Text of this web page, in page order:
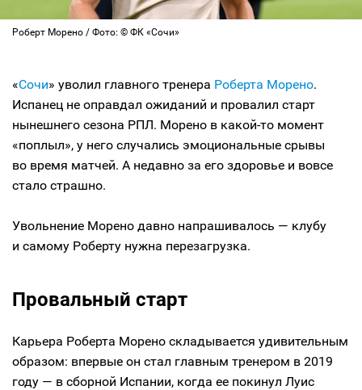
Роберт Морено / Фото: © ФК «Сочи»
«Сочи» уволил главного тренера Роберта Морено.
Испанец не оправдал ожиданий и провалил старт
нынешнего сезона РПЛ. Морено в какой-то момент
«поплыл», у него случались эмоциональные срывы
во время матчей. А недавно за его здоровье и вовсе
стало страшно.
Увольнение Морено давно напрашивалось — клубу
и самому Роберту нужна перезагрузка.
Провальный старт
Карьера Роберта Морено складывается удивительным
образом: впервые он стал главным тренером в 2019
году — в сборной Испании, когда ее покинул Луис